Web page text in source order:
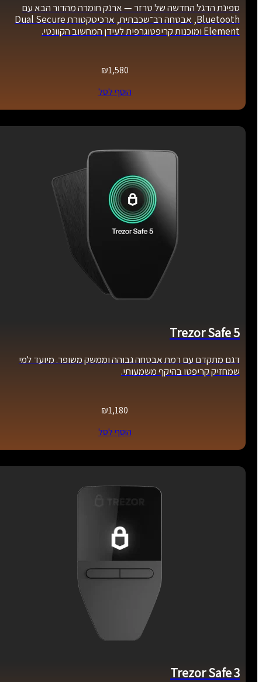
ספינת הדגל החדשה של טרזר — ארנק חומרה מהדור הבא עם
Bluetooth, אבטחה רב־שכבתית, ארכיטקטורת Dual Secure
Element ומוכנות קריפטוגרפית לעידן המחשוב הקוונטי.
₪1,580
הוסף לסל
Trezor Safe 5
דגם מתקדם עם רמת אבטחה גבוהה וממשק משופר. מיועד למי
שמחזיק קריפטו בהיקף משמעותי.
₪1,180
הוסף לסל
Trezor Safe 3